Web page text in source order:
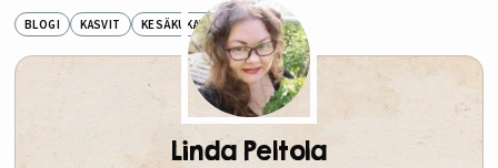
BLOGI KASVIT KESÄKUKAT PERENNAT
Linda Peltola